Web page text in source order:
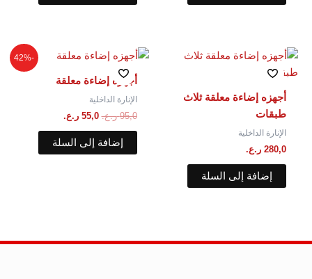
أجهزه إضاءة معلقة ثلاث
طبقات
الإنارة الداخلية
280,0 ر.ع.
إضافة إلى السلة
-42%
أجهزه إضاءة معلقة
الإنارة الداخلية
95,0 ر.ع.
السعر
هو:
95,0 ر.ع..
55,0 ر.ع.
السعر
هو:
إضافة إلى السلة